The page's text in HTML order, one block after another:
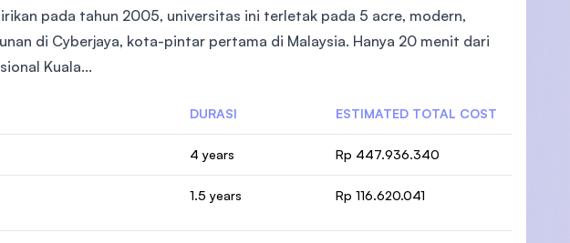
pada tahun 2005, universitas ini terletak pada 5 acre, modern,
di Cyberjaya, kota-pintar pertama di Malaysia. Hanya 20 menit dari
Kuala...
DURASI ESTIMATED TOTAL COST
4 years Rp 447.936.340
1.5 years Rp 116.620.041